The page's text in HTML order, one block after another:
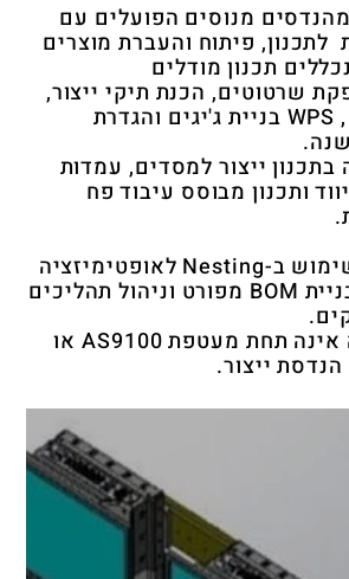
מנוסים הפועלים עם
לתכנון, פיתוח והעברת מוצרים
תכנון מודלים
שרטוטים, הכנת תיקי ייצור,
עצי מוצר, טפסי , WPS בניית ג'יגים והגדרת
ייצור למסדים, עמדות
ותכנון מבוסס עיבוד פח
העבודה כוללת שימוש ב-Nesting לאופטימיזציה
של חומרי גלם, בניית BOM מפורט וניהול תהליכים
* מחלקת הנדסה אינה תחת מעטפת AS9100 או